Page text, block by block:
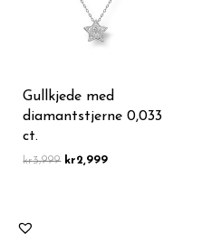
Gullkjede med
diamantstjerne 0,033
ct.
kr3,999 kr2,999